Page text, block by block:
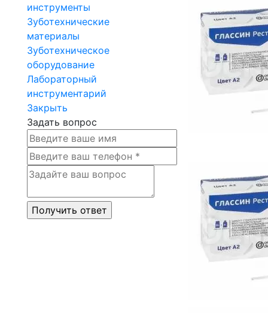
инструменты
Зуботехнические
материалы
Зуботехническое
оборудование
Лабораторный
инструментарий
Закрыть
Задать вопрос